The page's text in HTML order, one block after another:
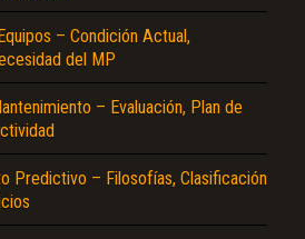
– Condición Actual,
del MP
– Evaluación, Plan de
Predictivo – Filosofías, Clasificación